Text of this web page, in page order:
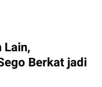
Lain,
Berkat jadi